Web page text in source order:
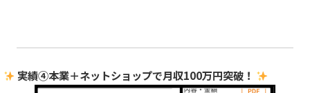
実績④本業＋ネットショップで月収100万円突破！